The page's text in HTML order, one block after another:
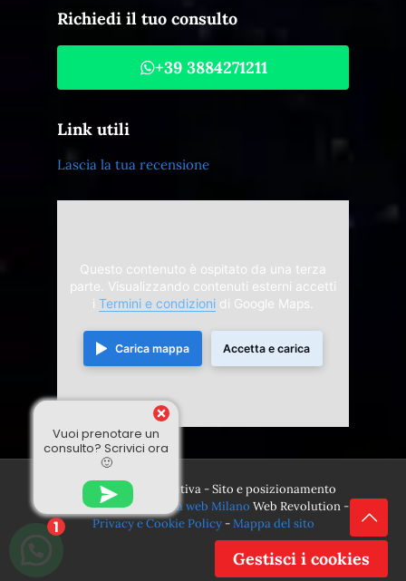
Richiedi il tuo consulto
+39 3884271211
Link utili
Lascia la tua recensione
Questo contenuto è ospitato da una terza
parte. Visualizzando contenuti esterni accetti
i Termini e condizioni di Google Maps.
Carica mappa Accetta e carica
© 2024 Divina Sensitiva - Sito e posizionamento
realizzato dall'
Agenzia web Milano Web Revolution -
Privacy e Cookie Policy-Mappa del sito
Vuoi prenotare un
consulto? Scrivici ora
🙂
1
Gestisci i cookies